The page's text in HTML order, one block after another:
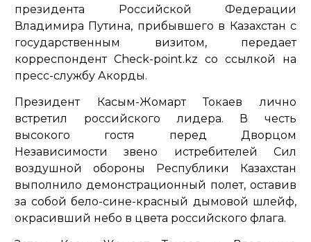
президента Российской Федерации
Владимира Путина, прибывшего в Казахстан с
государственным визитом, передает
корреспондент Check-point.kz со ссылкой на
пресс-службу Акорды.
Президент Касым-Жомарт Токаев лично
встретил российского лидера. В честь
высокого гостя перед Дворцом
Независимости звено истребителей Сил
воздушной обороны Республики Казахстан
выполнило демонстрационный полет, оставив
за собой бело-сине-красный дымовой шлейф,
окрасивший небо в цвета российского флага.